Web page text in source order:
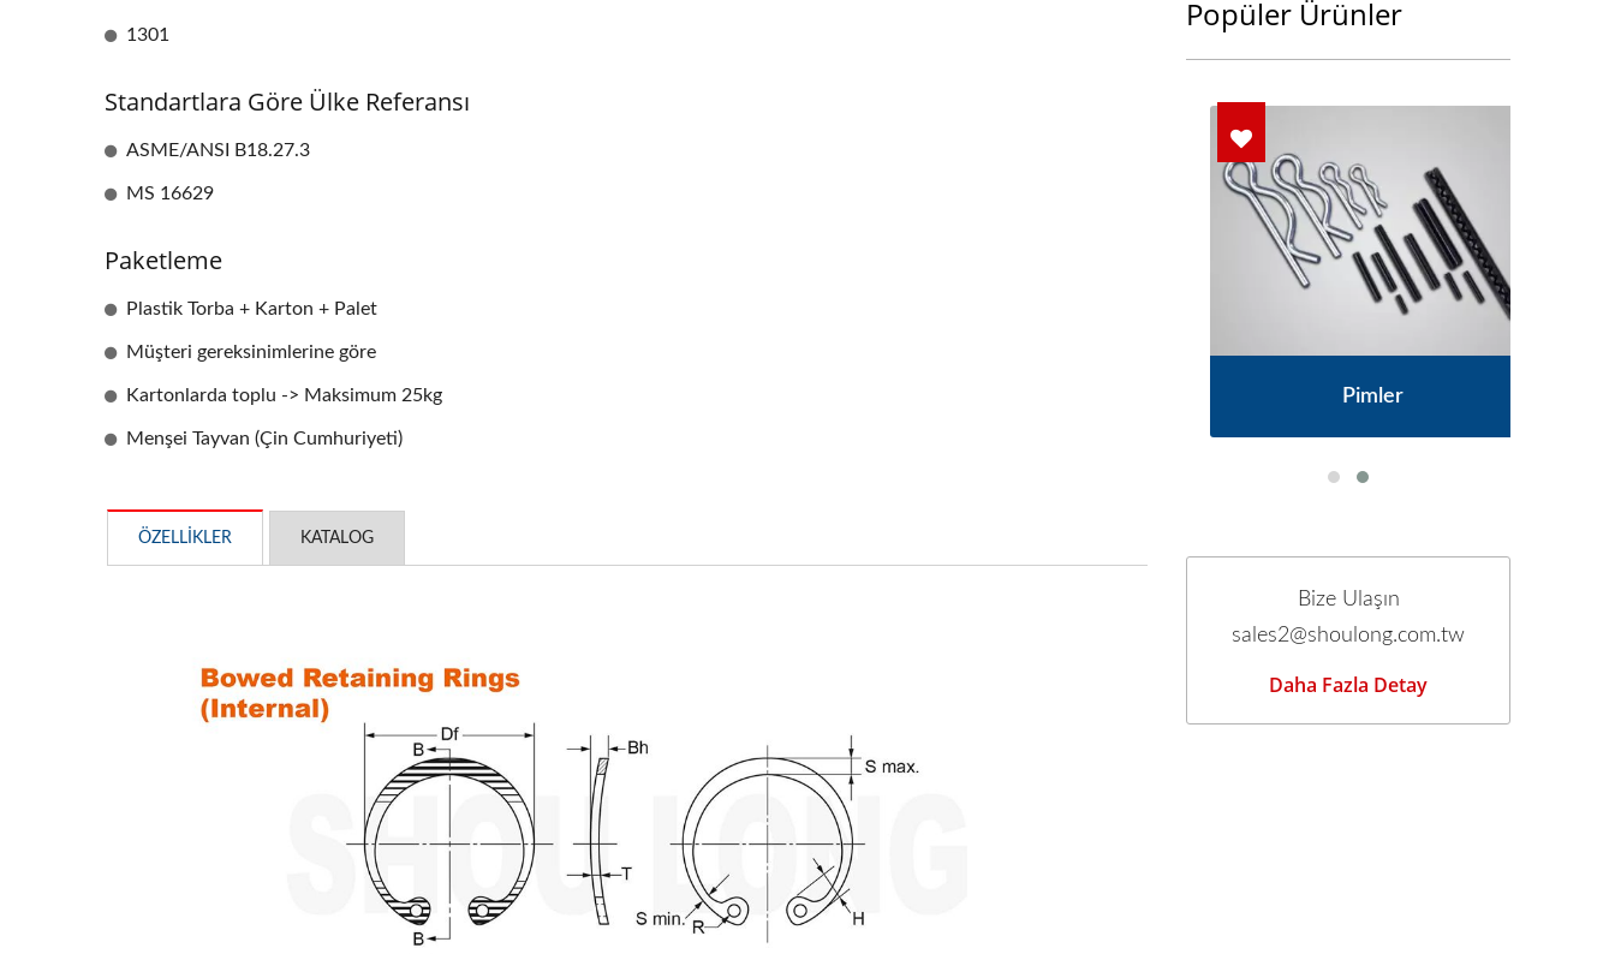
1301
Standartlara Göre Ülke Referansı
ASME/ANSI B18.27.3
MS 16629
Paketleme
Plastik Torba + Karton + Palet
Müşteri gereksinimlerine göre
Kartonlarda toplu -> Maksimum 25kg
Menşei Tayvan (Çin Cumhuriyeti)
ÖZELLIKLER KATALOG
Popüler Ürünler
OEM Damgalama Parçaları
Pimler
Bize Ulaşın
sales2@shoulong.com.tw
Daha Fazla Detay